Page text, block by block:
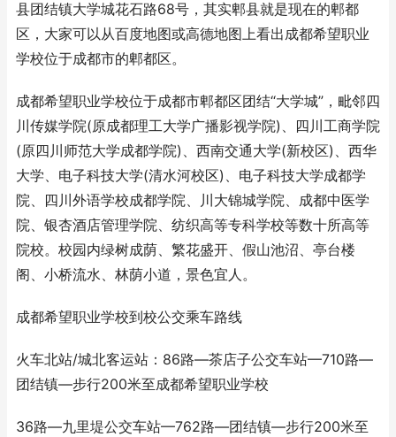
县团结镇大学城花石路68号，其实郫县就是现在的郫都
区，大家可以从百度地图或高德地图上看出成都希望职业
学校位于成都市的郫都区。
成都希望职业学校位于成都市郫都区团结“大学城”，毗邻四
川传媒学院(原成都理工大学广播影视学院)、四川工商学院
(原四川师范大学成都学院)、西南交通大学(新校区)、西华
大学、电子科技大学(清水河校区)、电子科技大学成都学
院、四川外语学校成都学院、川大锦城学院、成都中医学
院、银杏酒店管理学院、纺织高等专科学校等数十所高等
院校。校园内绿树成荫、繁花盛开、假山池沼、亭台楼
阁、小桥流水、林荫小道，景色宜人。
成都希望职业学校到校公交乘车路线
火车北站/城北客运站：86路—茶店子公交车站—710路—
团结镇—步行200米至成都希望职业学校
36路—九里堤公交车站—762路—团结镇—步行200米至